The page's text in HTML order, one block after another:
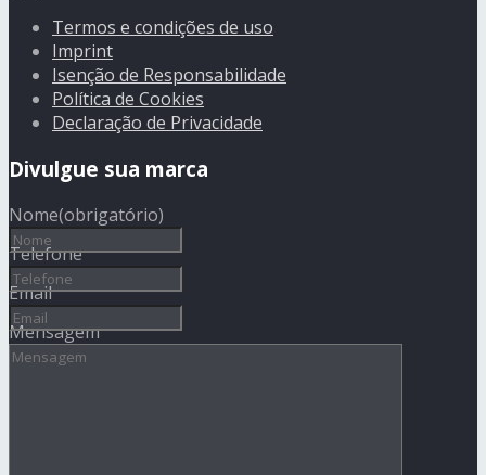
Termos e condições de uso
Imprint
Isenção de Responsabilidade
Política de Cookies
Declaração de Privacidade
Divulgue sua marca
Nome(obrigatório)
Telefone
Email
Mensagem